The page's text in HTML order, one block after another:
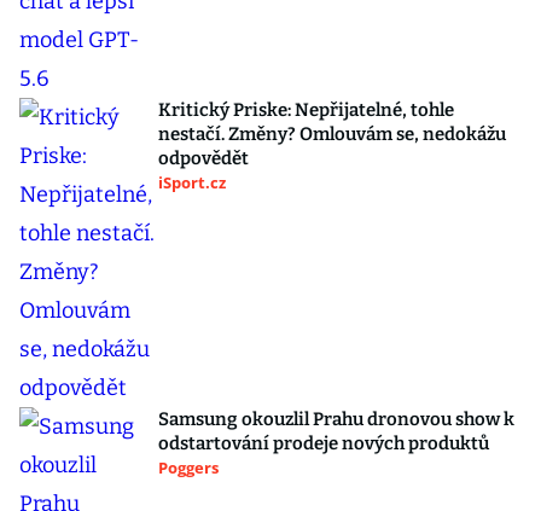
Kritický Priske: Nepřijatelné, tohle
nestačí. Změny? Omlouvám se, nedokážu
odpovědět
iSport.cz
Samsung okouzlil Prahu dronovou show k
odstartování prodeje nových produktů
Poggers